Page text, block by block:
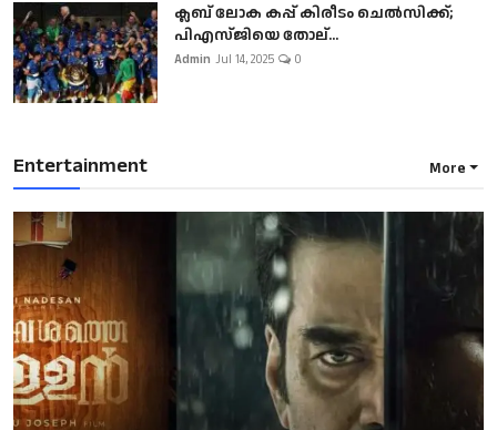
ക്ലബ് ലോക കപ്പ് കിരീടം ചെല്‍സിക്ക്;
പിഎസ്ജിയെ തോല്...
Admin Jul 14, 2025 0
Entertainment More